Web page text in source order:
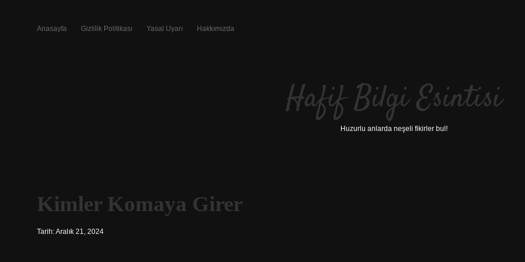
Anasayfa Gizlilik Politikası Yasal Uyarı Hakkımızda
Hafif Bilgi Esintisi
Huzurlu anlarda neşeli fikirler bul!
Kimler Komaya Girer
Tarih: Aralık 21, 2024